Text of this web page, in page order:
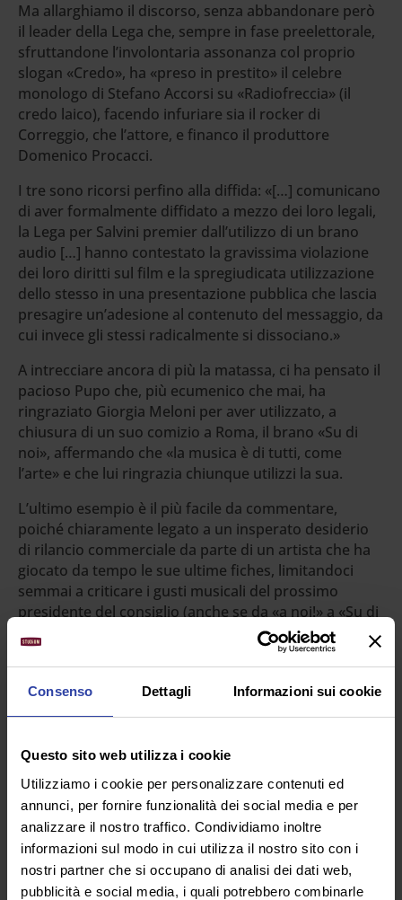
Consenso Dettagli Informazioni sui cookie
Questo sito web utilizza i cookie
Utilizziamo i cookie per personalizzare contenuti ed
annunci, per fornire funzionalità dei social media e per
analizzare il nostro traffico. Condividiamo inoltre
informazioni sul modo in cui utilizza il nostro sito con i
nostri partner che si occupano di analisi dei dati web,
pubblicità e social media, i quali potrebbero combinarle
Ma allarghiamo il discorso, senza abbandonare però
il leader della Lega che, sempre in fase preelettorale,
sfruttandone l’involontaria assonanza col proprio
slogan «Credo», ha «preso in prestito» il celebre
monologo di Stefano Accorsi su «Radiofreccia» (il
credo laico), facendo infuriare sia il rocker di
Correggio, che l’attore, e financo il produttore
Domenico Procacci.
I tre sono ricorsi perfino alla diffida: «[…] comunicano
di aver formalmente diffidato a mezzo dei loro legali,
la Lega per Salvini premier dall’utilizzo di un brano
audio […] hanno contestato la gravissima violazione
dei loro diritti sul film e la spregiudicata utilizzazione
dello stesso in una presentazione pubblica che lascia
presagire un’adesione al contenuto del messaggio, da
cui invece gli stessi radicalmente si dissociano.»
A intrecciare ancora di più la matassa, ci ha pensato il
pacioso Pupo che, più ecumenico che mai, ha
ringraziato Giorgia Meloni per aver utilizzato, a
chiusura di un suo comizio a Roma, il brano «Su di
noi», affermando che «la musica è di tutti, come
l’arte» e che lui ringrazia chiunque utilizzi la sua.
L’ultimo esempio è il più facile da commentare,
poiché chiaramente legato a un insperato desiderio
di rilancio commerciale da parte di un artista che ha
giocato da tempo le sue ultime fiches, limitandoci
semmai a criticare i gusti musicali del prossimo
presidente del consiglio (anche se da «a noi!» a «Su di
noi» il passo è stato brevissimo), mentre diventa più
interessante il capitolo Radiofreccia.
Già, perché Liga and co non lamentano solo la
«radicalmente si dissociano», dichiarando, e manco
loro colore preferito, e non lo sarà nemmeno nel
silenzio votivo delle urne.
Liga vs Lega.
Eppure, col senno di poi (di cui son piene le fosse,